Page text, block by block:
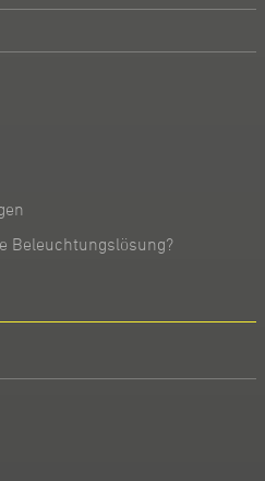
Beleuchtungslösung?